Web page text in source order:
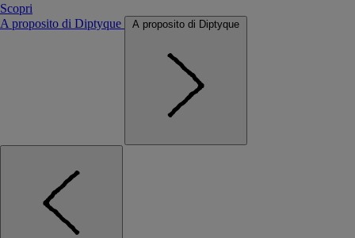
Scopri
A proposito di Diptyque
A proposito di Diptyque